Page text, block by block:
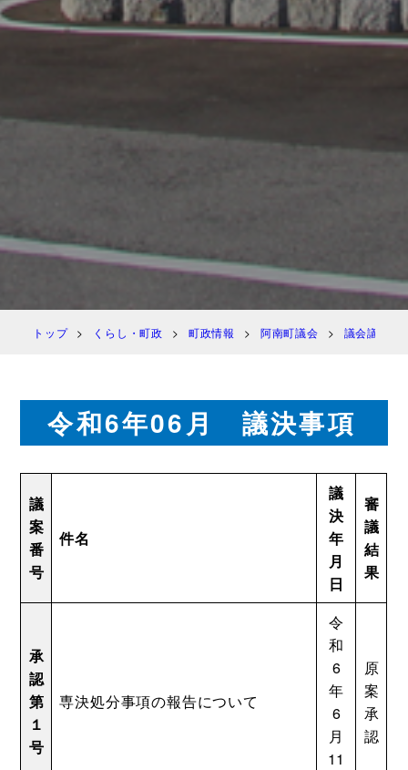
トップ くらし・町政 町政情報 阿南町議会 議会議決
令和6年06月 議決事項
議
案
番
号
件名
議
決
年
月
日
審
議
結
果
承
認
第
１
号
専決処分事項の報告について
令
和
6
年
6
月
11
原
案
承
認